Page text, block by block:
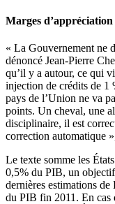
Marges d’appréciation
« La Gouvernement ne
dénoncé Jean-Pierre
qu’il y a autour, ce qui
injection de crédits de 1
pays de l’Union ne va
points. Un cheval, une
disciplinaire, il est
correction automatique
Le texte somme les
0,5% du PIB, un
dernières estimations
du PIB fin 2011. En cas